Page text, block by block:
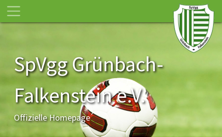
SpVgg Grünbach-
Falkenstein e.V.
Offizielle Homepage